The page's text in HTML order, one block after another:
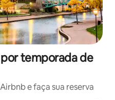
temporada de
e faça sua reserva